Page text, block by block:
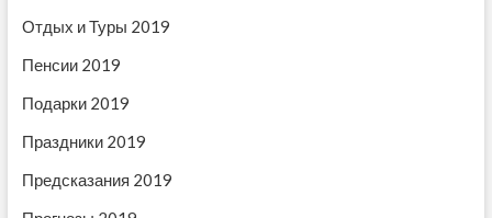
Отдых и Туры 2019
Пенсии 2019
Подарки 2019
Праздники 2019
Предсказания 2019